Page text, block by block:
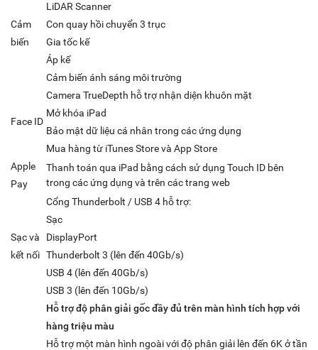
Cảm
biến
LiDAR Scanner
Con quay hồi chuyển 3 trục
Gia tốc kế
Áp kế
Cảm biến ánh sáng môi trường
Face ID
Camera TrueDepth hỗ trợ nhận diện khuôn mặt
Mở khóa iPad
Bảo mật dữ liệu cá nhân trong các ứng dụng
Mua hàng từ iTunes Store và App Store
Apple
Pay
Thanh toán qua iPad bằng cách sử dụng Touch ID bên
trong các ứng dụng và trên các trang web
Sạc và
kết nối
Cổng Thunderbolt / USB 4 hỗ trợ:
Sạc
DisplayPort
Thunderbolt 3 (lên đến 40Gb/s)
USB 4 (lên đến 40Gb/s)
USB 3 (lên đến 10Gb/s)
Hỗ trợ độ phân giải gốc đầy đủ trên màn hình tích hợp với
hàng triệu màu
Hỗ trợ một màn hình ngoài với độ phân giải lên đến 6K ở tần